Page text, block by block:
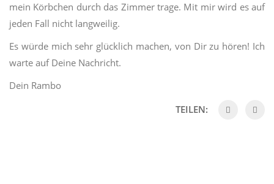
mein Körbchen durch das Zimmer trage. Mit mir wird es auf
jeden Fall nicht langweilig.
Es würde mich sehr glücklich machen, von Dir zu hören! Ich
warte auf Deine Nachricht.
Dein Rambo
TEILEN: